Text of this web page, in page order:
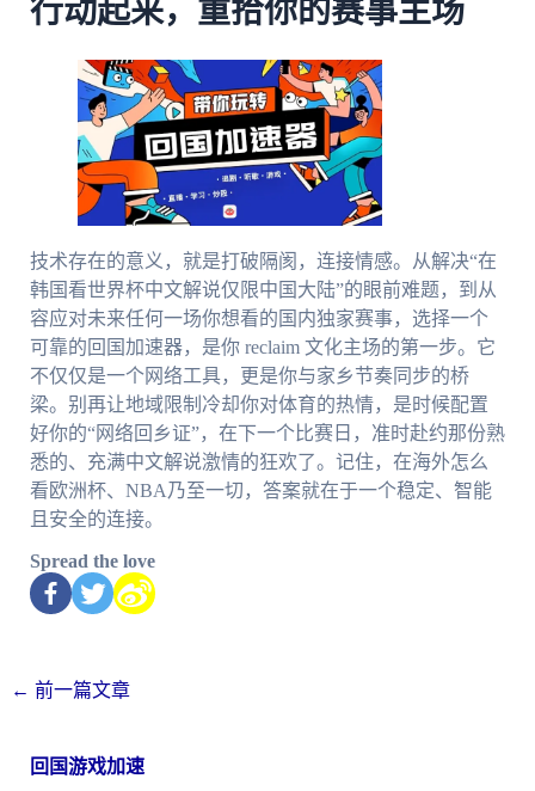
行动起来，重拾你的赛事主场
技术存在的意义，就是打破隔阂，连接情感。从解决“在
韩国看世界杯中文解说仅限中国大陆”的眼前难题，到从
容应对未来任何一场你想看的国内独家赛事，选择一个
可靠的回国加速器，是你 reclaim 文化主场的第一步。它
不仅仅是一个网络工具，更是你与家乡节奏同步的桥
梁。别再让地域限制冷却你对体育的热情，是时候配置
好你的“网络回乡证”，在下一个比赛日，准时赴约那份熟
悉的、充满中文解说激情的狂欢了。记住，在海外怎么
看欧洲杯、NBA乃至一切，答案就在于一个稳定、智能
且安全的连接。
Spread the love
← 前一篇文章
回国游戏加速